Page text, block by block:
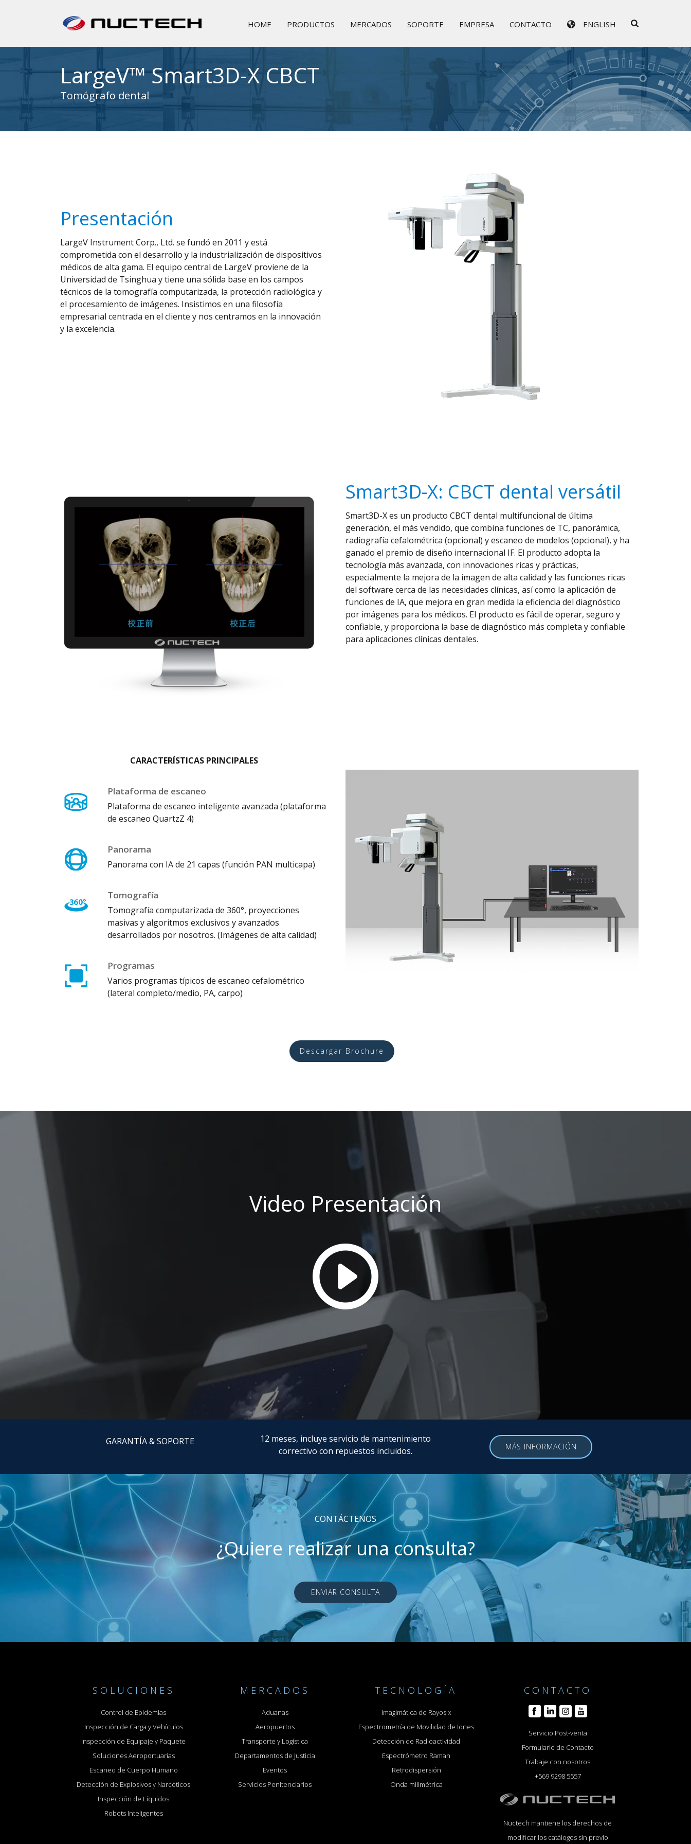
HOME PRODUCTOS MERCADOS SOPORTE EMPRESA CONTACTO ENGLISH
LargeV™ Smart3D-X CBCT
Tomógrafo dental
Presentación
LargeV Instrument Corp., Ltd. se fundó en 2011 y está
comprometida con el desarrollo y la industrialización de dispositivos
médicos de alta gama. El equipo central de LargeV proviene de la
Universidad de Tsinghua y tiene una sólida base en los campos
técnicos de la tomografía computarizada, la protección radiológica y
el procesamiento de imágenes. Insistimos en una filosofía
empresarial centrada en el cliente y nos centramos en la innovación
y la excelencia.
Smart3D-X: CBCT dental versátil
Smart3D-X es un producto CBCT dental multifuncional de última
generación, el más vendido, que combina funciones de TC, panorámica,
radiografía cefalométrica (opcional) y escaneo de modelos (opcional), y ha
ganado el premio de diseño internacional IF. El producto adopta la
tecnología más avanzada, con innovaciones ricas y prácticas,
especialmente la mejora de la imagen de alta calidad y las funciones ricas
del software cerca de las necesidades clínicas, así como la aplicación de
funciones de IA, que mejora en gran medida la eficiencia del diagnóstico
por imágenes para los médicos. El producto es fácil de operar, seguro y
confiable, y proporciona la base de diagnóstico más completa y confiable
para aplicaciones clínicas dentales.
CARACTERÍSTICAS PRINCIPALES
Plataforma de escaneo
Plataforma de escaneo inteligente avanzada (plataforma
de escaneo QuartzZ 4)
Panorama
Panorama con IA de 21 capas (función PAN multicapa)
Tomografía
Tomografía computarizada de 360°, proyecciones
masivas y algoritmos exclusivos y avanzados
desarrollados por nosotros. (Imágenes de alta calidad)
Programas
Varios programas típicos de escaneo cefalométrico
(lateral completo/medio, PA, carpo)
Descargar Brochure
Video Presentación
GARANTÍA & SOPORTE
12 meses, incluye servicio de mantenimiento
correctivo con repuestos incluidos.
MÁS INFORMACIÓN
CONTÁCTENOS
¿Quiere realizar una consulta?
ENVIAR CONSULTA
SOLUCIONES
Control de Epidemias
Inspección de Carga y Vehículos
Inspección de Equipaje y Paquete
Soluciones Aeroportuarias
Escaneo de Cuerpo Humano
Detección de Explosivos y Narcóticos
Inspección de Líquidos
Robots Inteligentes
MERCADOS
Aduanas
Aeropuertos
Transporte y Logística
Departamentos de Justicia
Eventos
Servicios Penitenciarios
TECNOLOGÍA
Imagimática de Rayos x
Espectrometría de Movilidad de Iones
Detección de Radioactividad
Espectrómetro Raman
Retrodispersión
Onda milimétrica
CONTACTO
Servicio Post-venta
Formulario de Contacto
Trabaje con nosotros
+569 9298 5557
Nuctech mantiene los derechos de
modificar los catálogos sin previo